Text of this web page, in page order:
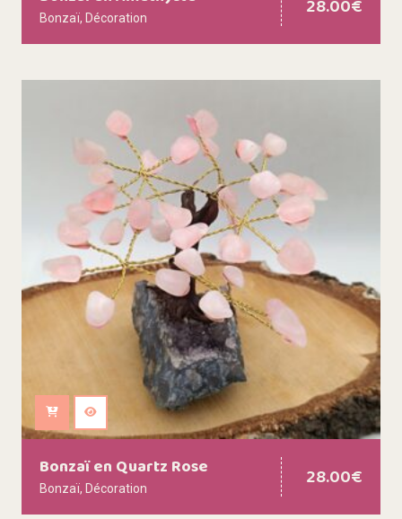
Bonzaï, Décoration 28.00€
Ajouter au panier
Bonzaï en Quartz Rose
Bonzaï, Décoration 28.00€